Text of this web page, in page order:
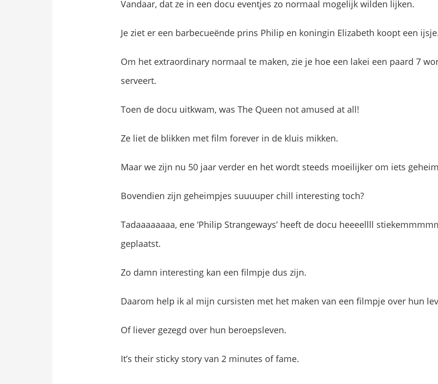
Vandaar, dat ze in een docu eventjes zo normaal mogelijk wilden lijken.
Je ziet er een barbecueënde prins Philip en koningin Elizabeth koopt een
Om het extraordinary normaal te maken, zie je hoe een lakei een paard 7
serveert.
Toen de docu uitkwam, was The Queen not amused at all!
Ze liet de blikken met film forever in de kluis mikken.
Maar we zijn nu 50 jaar verder en het wordt steeds moeilijker om iets
Bovendien zijn geheimpjes suuuuper chill interesting toch?
Tadaaaaaaaa, ene ‘Philip Strangeways’ heeft de docu heeeellll
geplaatst.
Zo damn interesting kan een filmpje dus zijn.
Daarom help ik al mijn cursisten met het maken van een filmpje over hun
Of liever gezegd over hun beroepsleven.
It’s their sticky story van 2 minutes of fame.